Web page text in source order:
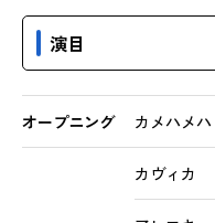
演目
オープニング カメハメハ
カヴィカ